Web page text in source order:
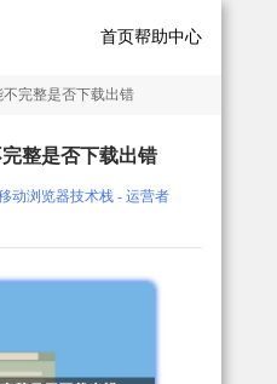
首页帮助中心
不完整是否下载出错
整是否下载出错
动浏览器技术栈 - 运营者